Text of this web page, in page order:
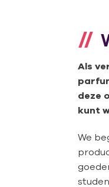
Als
deze
kunt
We